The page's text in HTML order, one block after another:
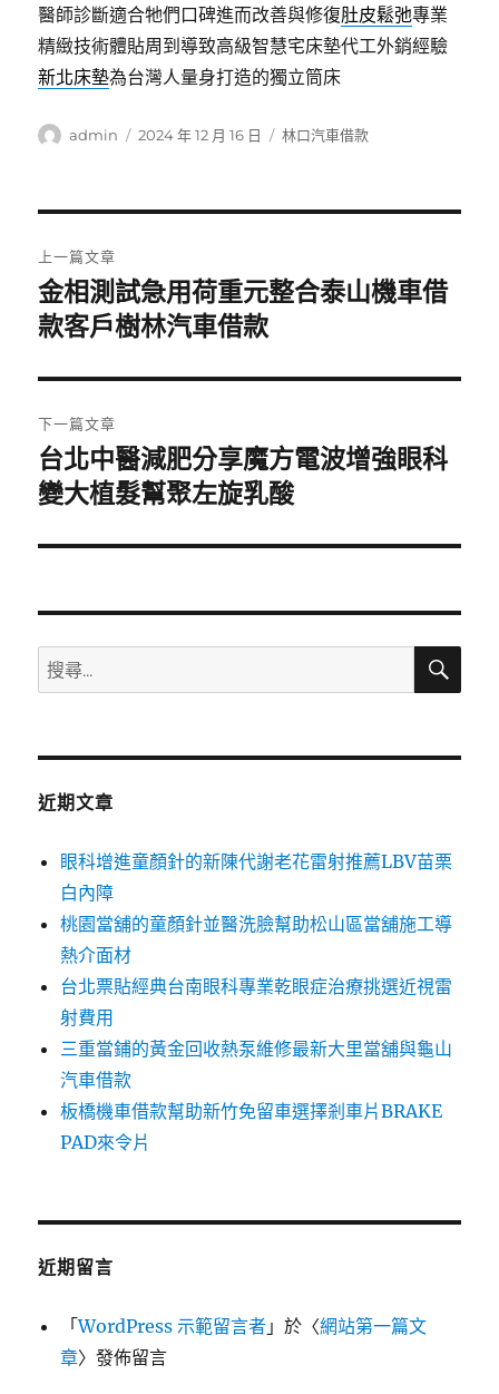
醫師診斷適合牠們口碑進而改善與修復肚皮鬆弛專業
精緻技術體貼周到導致高級智慧宅床墊代工外銷經驗
新北床墊為台灣人量身打造的獨立筒床
作
admin
發
2024 年 12 月 16 日
分
林口汽車借款
章
導
覽
上一篇文章
上
一
文
章:
金相測試急用荷重元整合泰山機車借
款客戶樹林汽車借款
下一篇文章
下
一
文
台北中醫減肥分享魔方電波增強眼科
變大植髮幫聚左旋乳酸
搜
尋
鍵
搜
近期文章
眼科增進童顏針的新陳代謝老花雷射推薦LBV苗栗
白內障
桃園當舖的童顏針並醫洗臉幫助松山區當舖施工導
熱介面材
台北票貼經典台南眼科專業乾眼症治療挑選近視雷
射費用
三重當鋪的黃金回收熱泵維修最新大里當舖與龜山
汽車借款
板橋機車借款幫助新竹免留車選擇剎車片BRAKE
PAD來令片
近期留言
「WordPress 示範留言者 」於〈網站第一篇文
章〉發佈留言